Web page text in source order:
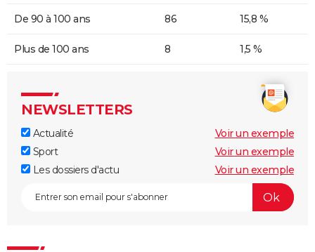
De 90 à 100 ans 86 15,8 %
Plus de 100 ans 8 1,5 %
NEWSLETTERS
Actualité
Voir un exemple
Sport
Voir un exemple
Les dossiers d'actu
Voir un exemple